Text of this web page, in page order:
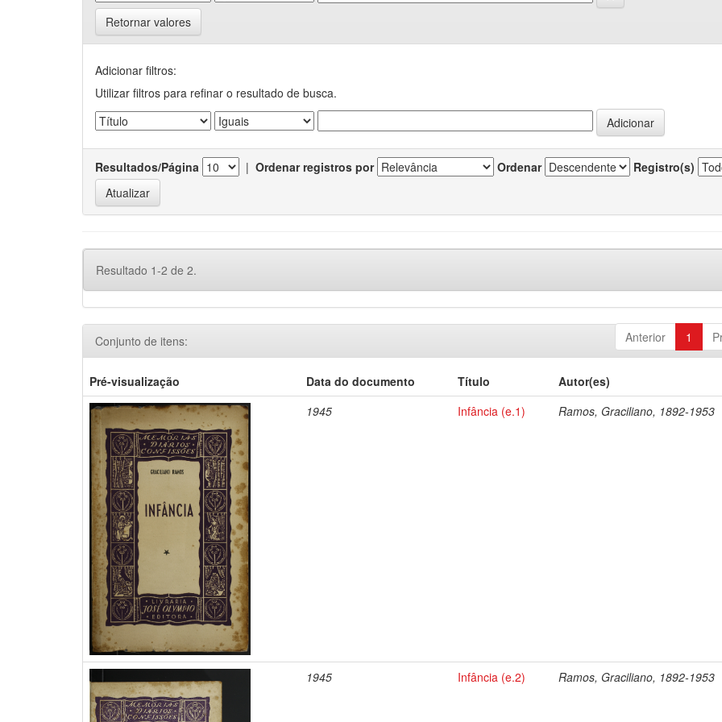
Retornar valores
Adicionar filtros:
Utilizar filtros para refinar o resultado de busca.
Resultados/Página | Ordenar registros por Ordenar Registro(s)
Resultado 1-2 de 2.
Anterior 1
Conjunto de itens:
Pré-visualização Data do documento Título
Autor(es)
1945
Infância (e.1) Ramos, Graciliano, 1892-1953
1945 Infância (e.2) Ramos, Graciliano, 1892-1953